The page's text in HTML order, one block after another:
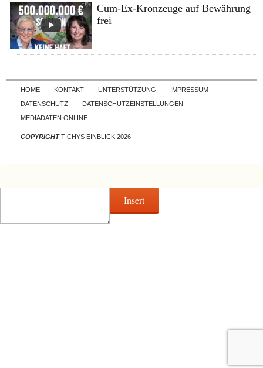
Cum-Ex-Kronzeuge auf Bewährung
frei
Skip to content
HOME KONTAKT UNTERSTÜTZUNG
IMPRESSUM
DATENSCHUTZ
DATENSCHUTZEINSTELLUNGEN
MEDIADATEN ONLINE
COPYRIGHTTICHYS EINBLICK 2026
Insert